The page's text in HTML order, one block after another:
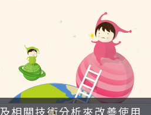
相關技術分析來改善使用